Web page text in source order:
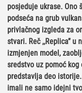
posjeduje ukrase. Ono
podseća na grub
privlačnog izgleda za
stvari. Reč ,,Replica”
izmjenjen model,
sredstvo uz pomoć
predstavlja deo
imali ne samo idejni